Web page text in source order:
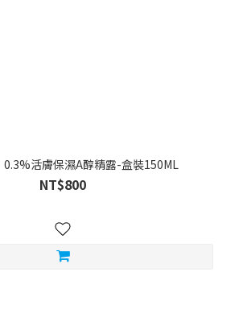
0.3%活膚保濕A醇精露-盒裝150ML
NT$800